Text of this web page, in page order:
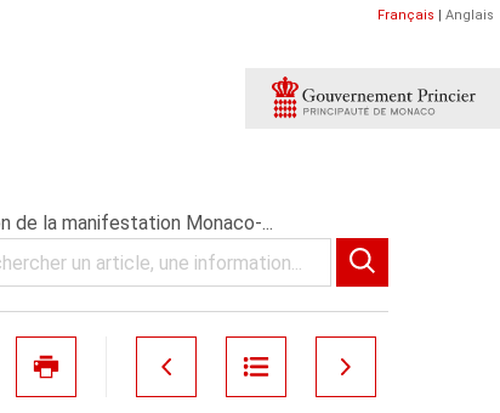
Français | Anglais
de la manifestation Monaco-...